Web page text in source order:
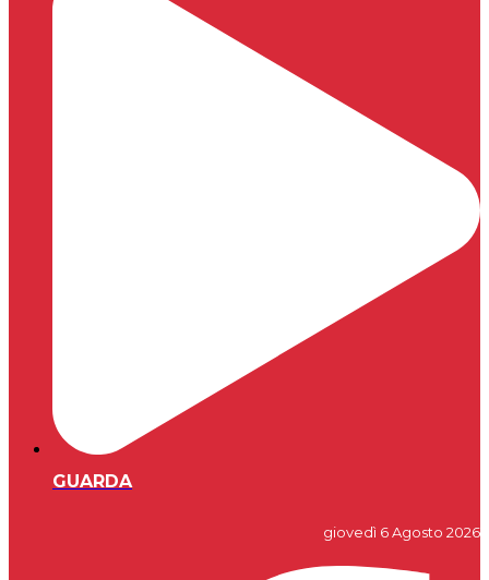
GUARDA
giovedì 6 Agosto 2026